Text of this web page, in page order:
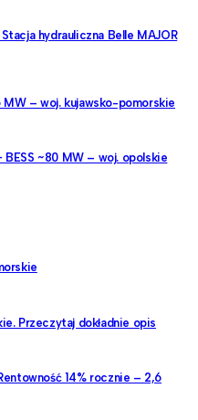
hydrauliczna Belle MAJOR
MW – woj. kujawsko-pomorskie
~80 MW – woj. opolskie
Przeczytaj dokładnie opis
14% rocznie – 2,6